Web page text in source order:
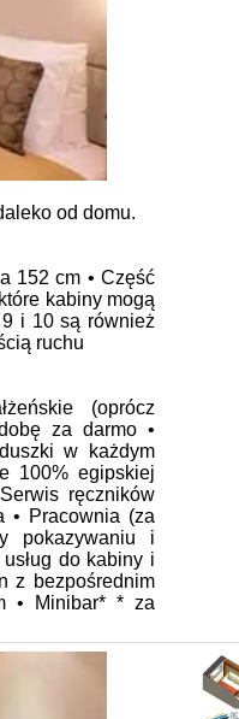
od domu.
152 cm • Część
kabiny mogą
9 i 10 są również
ruchu
(oprócz
za darmo •
w każdym
100% egipskiej
ręczników
• Pracownia (za
pokazywaniu i
do kabiny i
z bezpośrednim
• Minibar* * za